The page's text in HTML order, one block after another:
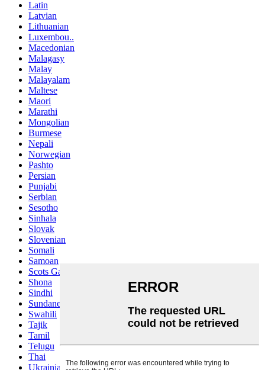
Latin
Latvian
Lithuanian
Luxembou..
Macedonian
Malagasy
Malay
Malayalam
Maltese
Maori
Marathi
Mongolian
Burmese
Nepali
Norwegian
Pashto
Persian
Punjabi
Serbian
Sesotho
Sinhala
Slovak
Slovenian
Somali
Samoan
Scots Gaelic
Shona
Sindhi
Sundanese
Swahili
Tajik
Tamil
Telugu
Thai
Ukrainian